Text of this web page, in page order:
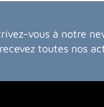
vous à notre
recevez toutes nos